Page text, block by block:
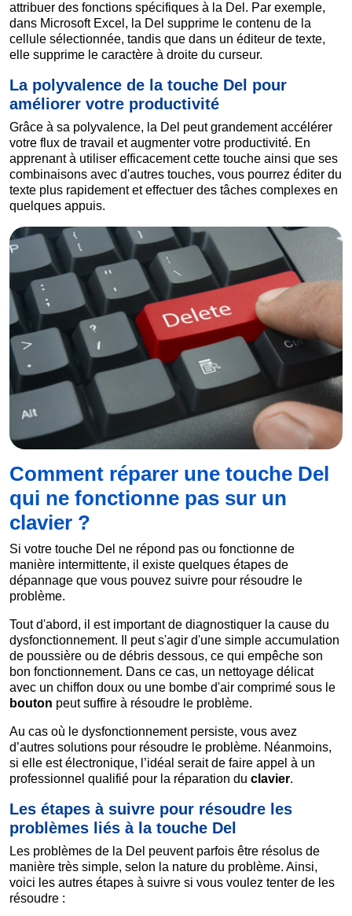
attribuer des fonctions spécifiques à la Del. Par exemple,
dans Microsoft Excel, la Del supprime le contenu de la
cellule sélectionnée, tandis que dans un éditeur de texte,
elle supprime le caractère à droite du curseur.
La polyvalence de la touche Del pour
améliorer votre productivité
Grâce à sa polyvalence, la Del peut grandement accélérer
votre flux de travail et augmenter votre productivité. En
apprenant à utiliser efficacement cette touche ainsi que ses
combinaisons avec d'autres touches, vous pourrez éditer du
texte plus rapidement et effectuer des tâches complexes en
quelques appuis.
Comment réparer une touche Del
qui ne fonctionne pas sur un
clavier ?
Si votre touche Del ne répond pas ou fonctionne de
manière intermittente, il existe quelques étapes de
dépannage que vous pouvez suivre pour résoudre le
problème.
Tout d'abord, il est important de diagnostiquer la cause du
dysfonctionnement. Il peut s'agir d'une simple accumulation
de poussière ou de débris dessous, ce qui empêche son
bon fonctionnement. Dans ce cas, un nettoyage délicat
avec un chiffon doux ou une bombe d'air comprimé sous le
bouton peut suffire à résoudre le problème.
Au cas où le dysfonctionnement persiste, vous avez
d’autres solutions pour résoudre le problème. Néanmoins,
si elle est électronique, l’idéal serait de faire appel à un
professionnel qualifié pour la réparation du clavier.
Les étapes à suivre pour résoudre les
problèmes liés à la touche Del
Les problèmes de la Del peuvent parfois être résolus de
manière très simple, selon la nature du problème. Ainsi,
voici les autres étapes à suivre si vous voulez tenter de les
résoudre :